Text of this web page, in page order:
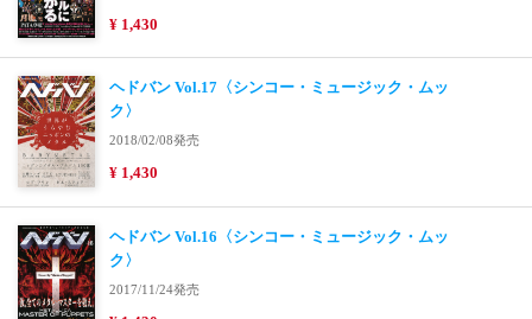
¥ 1,430
ヘドバン Vol.17〈シンコー・ミュージック・ムッ
ク〉
2018/02/08発売
¥ 1,430
ヘドバン Vol.16〈シンコー・ミュージック・ムッ
ク〉
2017/11/24発売